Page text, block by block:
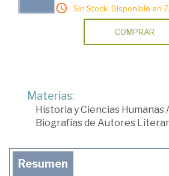
Sin Stock. Disponible en
COMPRAR
Materias:
Historia y Ciencias Humanas/
Biografías de Autores
Resumen